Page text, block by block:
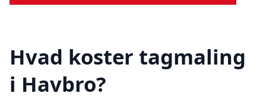
Hvad koster tagmaling
i Havbro?